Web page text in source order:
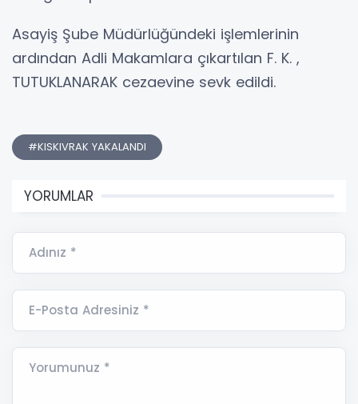
Asayiş Şube Müdürlüğündeki işlemlerinin
ardından Adli Makamlara çıkartılan F. K. ,
TUTUKLANARAK cezaevine sevk edildi.
#KISKIVRAK YAKALANDI
YORUMLAR
Adınız *
E-Posta Adresiniz *
Yorumunuz *